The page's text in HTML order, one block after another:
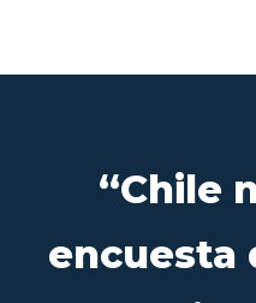
“Chile
encuesta